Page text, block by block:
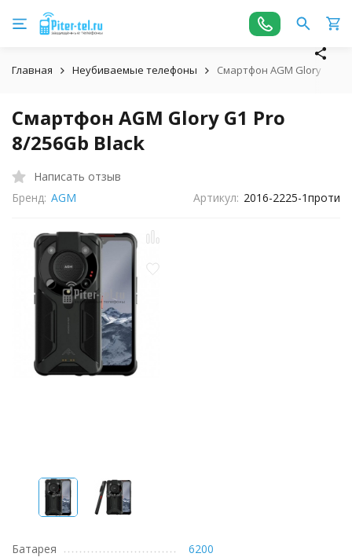
Главная Неубиваемые телефоны Смартфон AGM Glory G1
Смартфон AGM Glory G1 Pro
8/256Gb Black
Написать отзыв
Бренд: AGM Артикул: 2016-2225-1проти
Батарея
6200